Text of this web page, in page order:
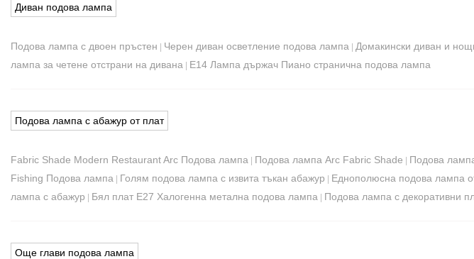
Диван подова лампа
Подова лампа с двоен пръстен | Черен диван осветление подова лампа | Домакински диван и
лампа за четене отстрани на дивана | E14 Лампа държач Пиано странична подова лампа
Подова лампа с абажур от плат
Fabric Shade Modern Restaurant Arc Подова лампа | Подова лампа Arc Fabric Shade | Подова
Fishing Подова лампа | Голям подова лампа с извита тъкан абажур | Еднополюсна подова лампа
лампа с абажур | Бял плат E27 Халогенна метална подова лампа | Подова лампа с декоративни
Още глави подова лампа